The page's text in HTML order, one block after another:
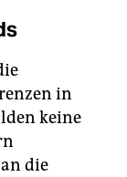
in
keine
die